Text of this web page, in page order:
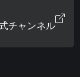
チャンネル